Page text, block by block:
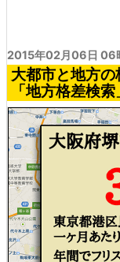
2015年02月06日 06
大都市と地方
「地方格差検索